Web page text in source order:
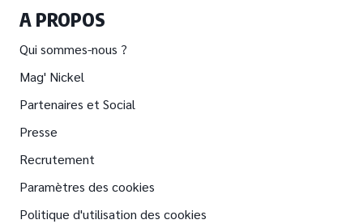
A PROPOS
Qui sommes-nous ?
Mag' Nickel
Partenaires et Social
Presse
Recrutement
Paramètres des cookies
Politique d'utilisation des cookies